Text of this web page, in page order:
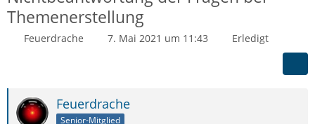
Themenerstellung
Feuerdrache 7. Mai 2021 um 11:43 Erledigt
Feuerdrache
Senior-Mitglied